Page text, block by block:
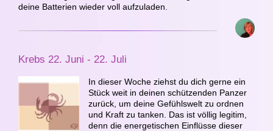
deine Batterien wieder voll aufzuladen.
Krebs 22. Juni - 22. Juli
In dieser Woche ziehst du dich gerne ein
Stück weit in deinen schützenden Panzer
zurück, um deine Gefühlswelt zu ordnen
und Kraft zu tanken. Das ist völlig legitim,
denn die energetischen Einflüsse dieser